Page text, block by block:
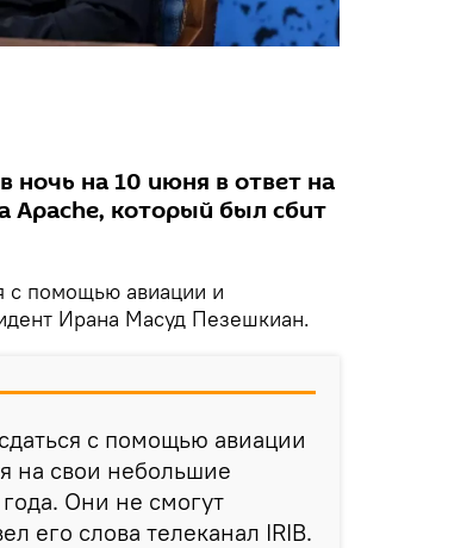
ночь на 10 июня в ответ на
Apache, который был сбит
с помощью авиации и
Ирана Масуд Пезешкиан.
с помощью авиации
на свои небольшие
Они не смогут
его слова телеканал IRIB.